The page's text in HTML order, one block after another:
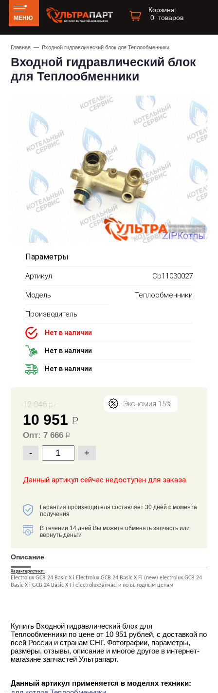
МЕНЮ
Корзина:
0 товаров
Главная — Входной гидравлический блок для Теплообменники
Входной гидравлический блок
для Теплообменники
Параметры
Артикул Cb11030027
Модель Теплообменники
Производитель
Нет в наличии
Нет в наличии
Нет в наличии
12 046 р. Экономия 15%
10 951Р
Опт: 7 666Р
- +
Данный артикул сейчас недоступен для заказа.
Гарантия производителя составляет 30 дней с момента
получения
В течении 14 дней Вы можете обменять запчасть или
вернуть деньги
Описание
Характеристики:
Electrolux GCB 24 Basic X i Electrolux GCB 24 Basic X Fi (new) electrolux GCB 24
Basic X i GCB 24 Basic X Fi electroluxЗапчасти по выгодным ценам
Купить Входной гидравлический блок для
Теплообменники по цене от 10 951 рублей, с доставкой по
всей России и странам СНГ. Фотографии, параметры,
размеры, отзывы, описание и многое другое в интернет-
магазине запчастей Ультрапарт.
Данный артикул применяется в моделях техники: